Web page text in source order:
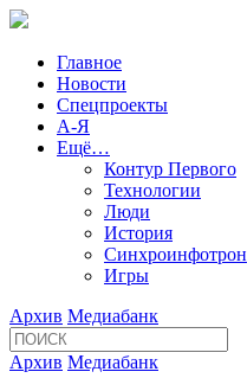
Главное
Новости
Спецпроекты
А-Я
Ещё…
Контур Первого
Технологии
Люди
История
Синхроинфотрон
Игры
Архив Медиабанк
Архив Медиабанк